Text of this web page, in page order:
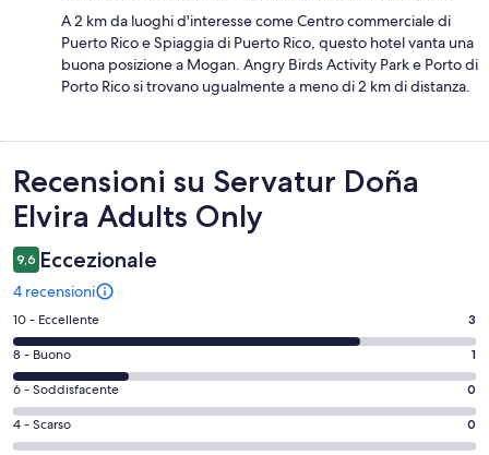
A 2 km da luoghi d'interesse come Centro commerciale di
Puerto Rico e Spiaggia di Puerto Rico, questo hotel vanta una
buona posizione a Mogan. Angry Birds Activity Park e Porto di
Porto Rico si trovano ugualmente a meno di 2 km di distanza.
Recensioni
Recensioni su Servatur Doña
Elvira Adults Only
9,6 Eccezionale
4 recensioni
Valutazione
di
10
-
Eccellente.
3
10 - Eccellente 3
Valutazione
di
8
-
Buono.
8 - Buono 1
Valutazione
di
6
6 - Soddisfacente 0
Valutazione
di
4 - Scarso 0